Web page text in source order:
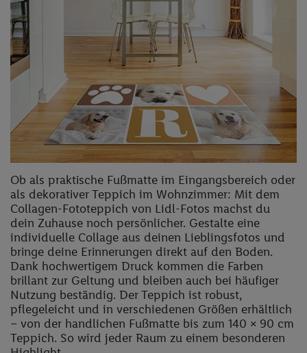
Ob als praktische Fußmatte im Eingangsbereich oder
als dekorativer Teppich im Wohnzimmer: Mit dem
Collagen-Fototeppich von Lidl-Fotos machst du
dein Zuhause noch persönlicher. Gestalte eine
individuelle Collage aus deinen Lieblingsfotos und
bringe deine Erinnerungen direkt auf den Boden.
Dank hochwertigem Druck kommen die Farben
brillant zur Geltung und bleiben auch bei häufiger
Nutzung beständig. Der Teppich ist robust,
pflegeleicht und in verschiedenen Größen erhältlich
– von der handlichen Fußmatte bis zum 140 × 90 cm
Teppich. So wird jeder Raum zu einem besonderen